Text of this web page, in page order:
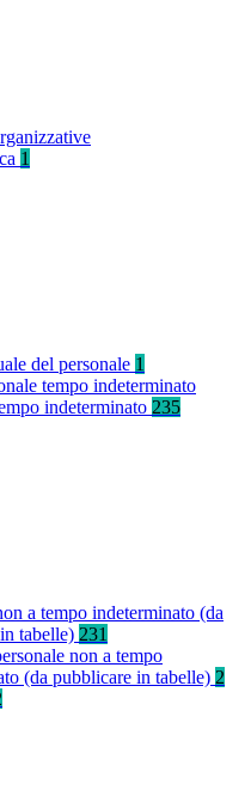
1
del personale 1
tempo indeterminato
indeterminato 235
a tempo indeterminato (da
tabelle) 231
non a tempo
(da pubblicare in tabelle) 2